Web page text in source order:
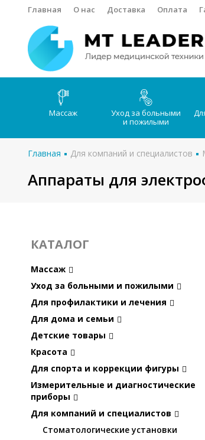
Главная О нас Доставка Оплата
Массаж
Уход за больными
и пожилыми
Главная Для компаний и специалистов
Аппараты для
КАТАЛОГ
Массаж
Уход за больными и пожилыми
Для профилактики и лечения
Для дома и семьи
Детские товары
Красота
Для спорта и коррекции фигуры
Измерительные и диагностические
приборы
Для компаний и специалистов
Стоматологические установки